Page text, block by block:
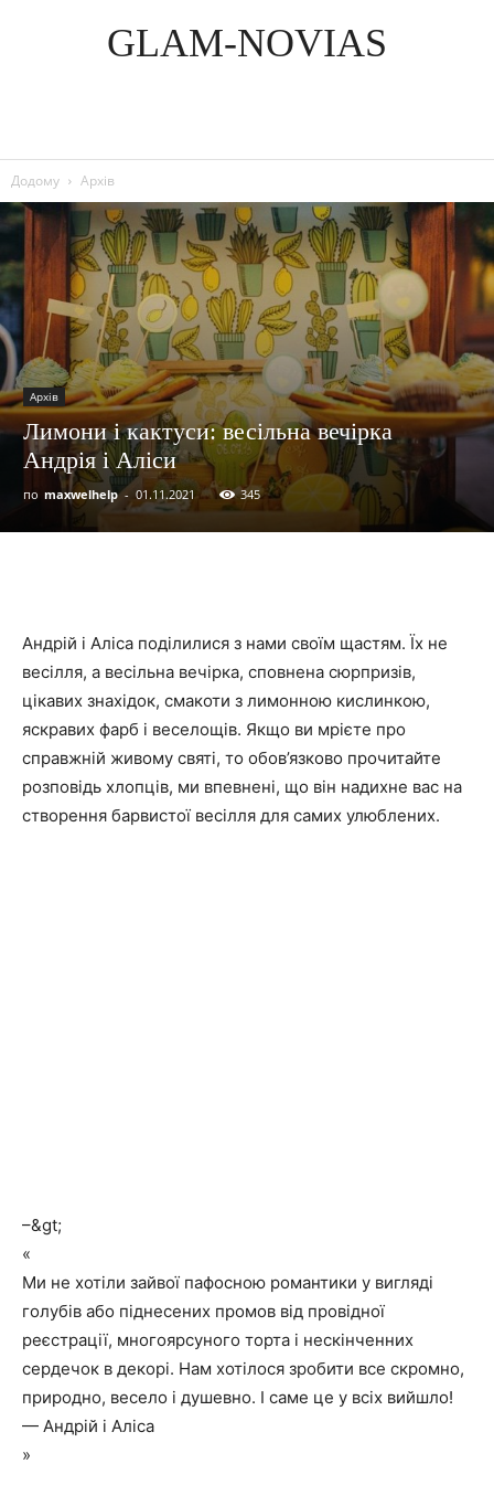
GLAM-NOVIAS
Додому Архів
Архів
Лимони і кактуси: весільна вечірка
Андрія і Аліси
по maxwelhelp - 01.11.2021 345
Андрій і Аліса поділилися з нами своїм щастям. Їх не
весілля, а весільна вечірка, сповнена сюрпризів,
цікавих знахідок, смакоти з лимонною кислинкою,
яскравих фарб і веселощів. Якщо ви мрієте про
справжній живому святі, то обов’язково прочитайте
розповідь хлопців, ми впевнені, що він надихне вас на
створення барвистої весілля для самих улюблених.
–&gt;
«
Ми не хотіли зайвої пафосною романтики у вигляді
голубів або піднесених промов від провідної
реєстрації, многоярсуного торта і нескінченних
сердечок в декорі. Нам хотілося зробити все скромно,
природно, весело і душевно. І саме це у всіх вийшло!
— Андрій і Аліса
»